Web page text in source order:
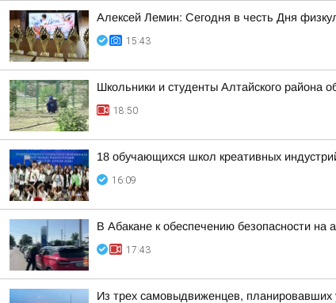
Алексей Лемин: Сегодня в честь Дня
15:43
Школьники и студенты Алтайского района
18:50
18 обучающихся школ креативных
16:09
В Абакане к обеспечению безопасности на
17:43
Из трех самовыдвиженцев,